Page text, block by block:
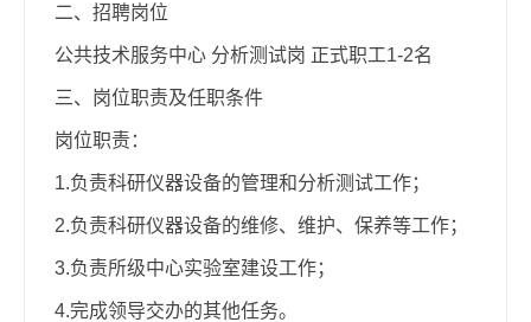
二、招聘岗位
公共技术服务中心 分析测试岗 正式职工1-2名
三、岗位职责及任职条件
岗位职责：
1.负责科研仪器设备的管理和分析测试工作；
2.负责科研仪器设备的维修、维护、保养等工作；
3.负责所级中心实验室建设工作；
4.完成领导交办的其他任务。